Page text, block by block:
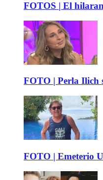
FOTOS | El
FOTO | Perla Ilich
FOTO | Emeterio